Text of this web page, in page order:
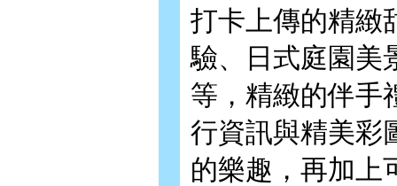
打卡上傳的精緻
驗、日式庭園美
等，精緻的伴手
行資訊與精美彩
的樂趣，再加上